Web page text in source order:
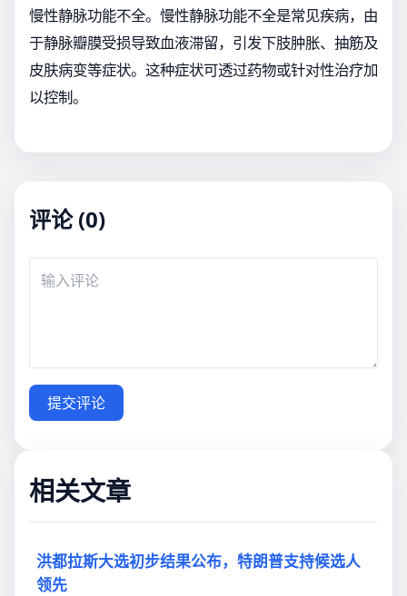
慢性静脉功能不全。慢性静脉功能不全是常见疾病，由
于静脉瓣膜受损导致血液滞留，引发下肢肿胀、抽筋及
皮肤病变等症状。这种症状可透过药物或针对性治疗加
以控制。
评论 (0)
提交评论
相关文章
洪都拉斯大选初步结果公布，特朗普支持候选人
领先